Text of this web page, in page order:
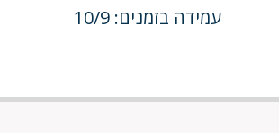
עמידה בזמנים: 10/9